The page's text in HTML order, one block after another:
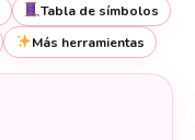
Tabla de símbolos
Más herramientas